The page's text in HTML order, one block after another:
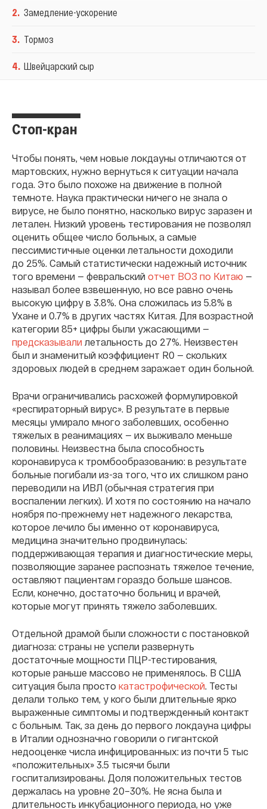
2. Замедление-ускорение
3. Тормоз
4. Швейцарский сыр
Стоп-кран
Чтобы понять, чем новые локдауны отличаются от
мартовских, нужно вернуться к ситуации начала
года. Это было похоже на движение в полной
темноте. Наука практически ничего не знала о
вирусе, не было понятно, насколько вирус заразен и
летален. Низкий уровень тестирования не позволял
оценить общее число больных, а самые
пессимистичные оценки летальности доходили
до 25%. Самый статистически надежный источник
того времени — февральский отчет ВОЗ по Китаю —
называл более взвешенную, но все равно очень
высокую цифру в 3.8%. Она сложилась из 5.8% в
Ухане и 0.7% в других частях Китая. Для возрастной
категории 85+ цифры были ужасающими —
предсказывали летальность до 27%. Неизвестен
был и знаменитый коэффициент R0 — скольких
здоровых людей в среднем заражает один больной.
Врачи ограничивались расхожей формулировкой
«респираторный вирус». В результате в первые
месяцы умирало много заболевших, особенно
тяжелых в реанимациях — их выживало меньше
половины. Неизвестна была способность
коронавируса к тромбообразованию: в результате
больные погибали из-за того, что их слишком рано
переводили на ИВЛ (обычная стратегия при
воспалении легких). И хотя по состоянию на начало
ноября по-прежнему нет надежного лекарства,
которое лечило бы именно от коронавируса,
медицина значительно продвинулась:
поддерживающая терапия и диагностические меры,
позволяющие заранее распознать тяжелое течение,
оставляют пациентам гораздо больше шансов.
Если, конечно, достаточно больниц и врачей,
которые могут принять тяжело заболевших.
Отдельной драмой были сложности с постановкой
диагноза: страны не успели развернуть
достаточные мощности ПЦР-тестирования,
которые раньше массово не применялось. В США
ситуация была просто катастрофической. Тесты
делали только тем, у кого были длительные ярко
выраженные симптомы и подтвержденный контакт
с больным. Так, за день до первого локдауна цифры
в Италии однозначно говорили о гигантской
недооценке числа инфицированных: из почти 5 тыс
«положительных» 3.5 тысячи были
госпитализированы. Доля положительных тестов
держалась на уровне 20–30%. Не ясна была и
длительность инкубационного периода, но уже